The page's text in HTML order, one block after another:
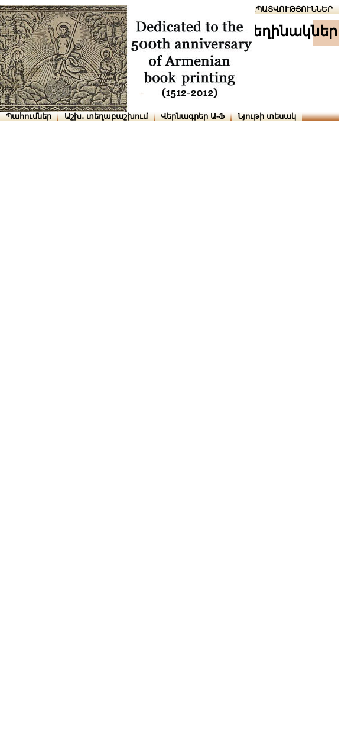
ՆԱԽԱՊԱՏՎՈՒԹՅՈՒՆՆԵՐ
հեղինակներ
Պահումներ Աշխ․ տեղաբաշխում Վերնագրեր Ա-Ֆ Նյութի տեսակ